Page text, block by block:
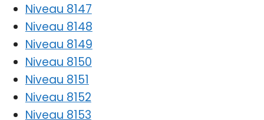
Niveau 8147
Niveau 8148
Niveau 8149
Niveau 8150
Niveau 8151
Niveau 8152
Niveau 8153